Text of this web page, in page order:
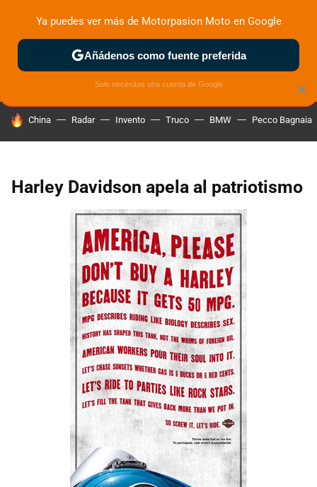
ZONA DE PRUEBAS DEPORTIVAS MOTOS ELÉCTRICAS
HOY SE HABLA DE
China Radar Invento Truco BMW Pecco Bagnaia
Harley Davidson apela al patriotismo
×
Ya puedes ver más de Motorpasion Moto en Google
Añádenos como fuente preferida
Solo necesitas una cuenta de Google